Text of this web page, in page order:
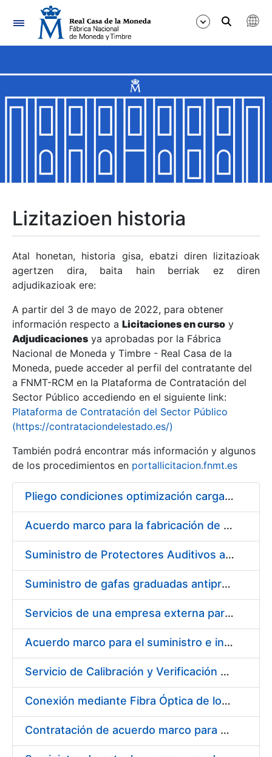
Nabigazioa
Erakutsi/Ezkutatu
Erakutsi/Ezkutatu
Erakutsi/Ezkutatu
Erakutsi/Ezkutatu
Erakutsi/Ezkutatu
Erakutsi/Ezkutatu
Erakutsi/Ezkutatu
Erakutsi/Ezkutatu
Lizitazioen historia
Atal honetan, historia gisa, ebatzi diren lizitazioak
agertzen dira, baita hain berriak ez diren
adjudikazioak ere:
A partir del 3 de mayo de 2022, para obtener
información respecto a Licitaciones en curso y
Adjudicaciones ya aprobadas por la Fábrica
Nacional de Moneda y Timbre - Real Casa de la
Moneda, puede acceder al perfil del contratante del
a FNMT-RCM en la Plataforma de Contratación del
Sector Público accediendo en el siguiente link:
Plataforma de Contratación del Sector Público
(https://contrataciondelestado.es/)
También podrá encontrar más información y algunos
de los procedimientos en portallicitacion.fnmt.es
Pliego condiciones optimización cargas compras firmado
Acuerdo marco para la fabricación de piezas
Suministro de Protectores Auditivos a medida para las personas trabajadoras de los Centros de Trabajo de Madrid y Burgos
Suministro de gafas graduadas antiproyecciones para los trabajadores de la FNMT-RCM en los centros de trabajo de Madrid y Burgos
Servicios de una empresa externa para el asesoramiento y resolución de los recursos de alzada que se presentan relacionados con procesos de selección para la FNMT-RCM
Acuerdo marco para el suministro e instalación de persianas, estores y otros complementos
Servicio de Calibración y Verificación Externa de los Equipos de Medición del Servicio de Prevención de la FNMT-RCM
Conexión mediante Fibra Óptica de los Centros de Proceso de Datos (CPDs) de las sedes de la FNMT-RCM de Burgos y Madrid
Contratación de acuerdo marco para el Suministro de Material de Electricidad para la Fábrica Nacional de Moneda y Timbre-Real Casa de la Moneda en su centro de trabajo de Burgos